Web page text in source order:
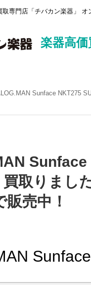
専門店「チバカン楽器」 オ
楽器高
Sunface NKT275
Sunface
取りまし
販売中！